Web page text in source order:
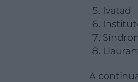
Ivatad
A continuación, te exponemos la atención, metodología terapéutica y resultados por los que estos